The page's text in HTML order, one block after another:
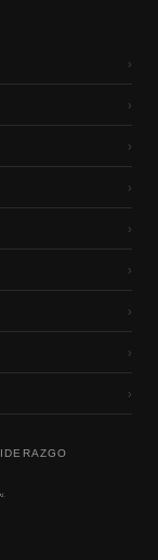
›
›
›
›
›
›
›
›
›